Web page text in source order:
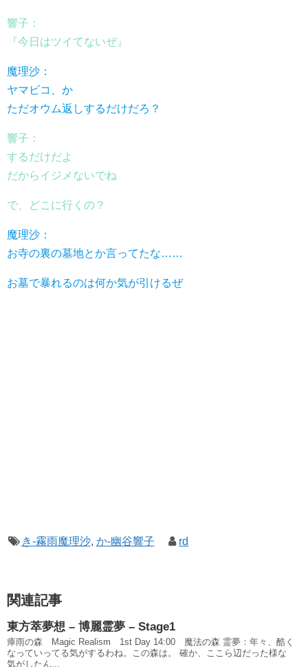
響子：
『今日はツイてないぜ』
魔理沙：
ヤマビコ、か
ただオウム返しするだけだろ？
響子：
するだけだよ
だからイジメないでね
で、どこに行くの？
魔理沙：
お寺の裏の墓地とか言ってたな……
お墓で暴れるのは何か気が引けるぜ
き-霧雨魔理沙, か-幽谷響子 rd
関連記事
東方萃夢想 – 博麗霊夢 – Stage1
瘴雨の森 Magic Realism 1st Day 14:00 魔法の森 霊夢：年々、酷く
なっていってる気がするわね。この森は。 確か、ここら辺だった様な
気がしたん...